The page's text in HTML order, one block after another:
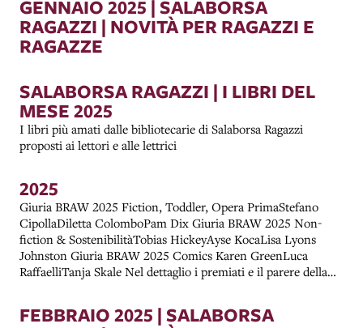
GENNAIO 2025 | SALABORSA
RAGAZZI | NOVITÀ PER RAGAZZI E
RAGAZZE
SALABORSA RAGAZZI | I LIBRI DEL
MESE 2025
I libri più amati dalle bibliotecarie di Salaborsa Ragazzi
proposti ai lettori e alle lettrici
2025
Giuria BRAW 2025 Fiction, Toddler, Opera PrimaStefano
CipollaDiletta ColomboPam Dix Giuria BRAW 2025 Non-
fiction & SostenibilitàTobias HickeyAyse KocaLisa Lyons
Johnston Giuria BRAW 2025 Comics Karen GreenLuca
RaffaelliTanja Skale Nel dettaglio i premiati e il parere della
FEBBRAIO 2025 | SALABORSA